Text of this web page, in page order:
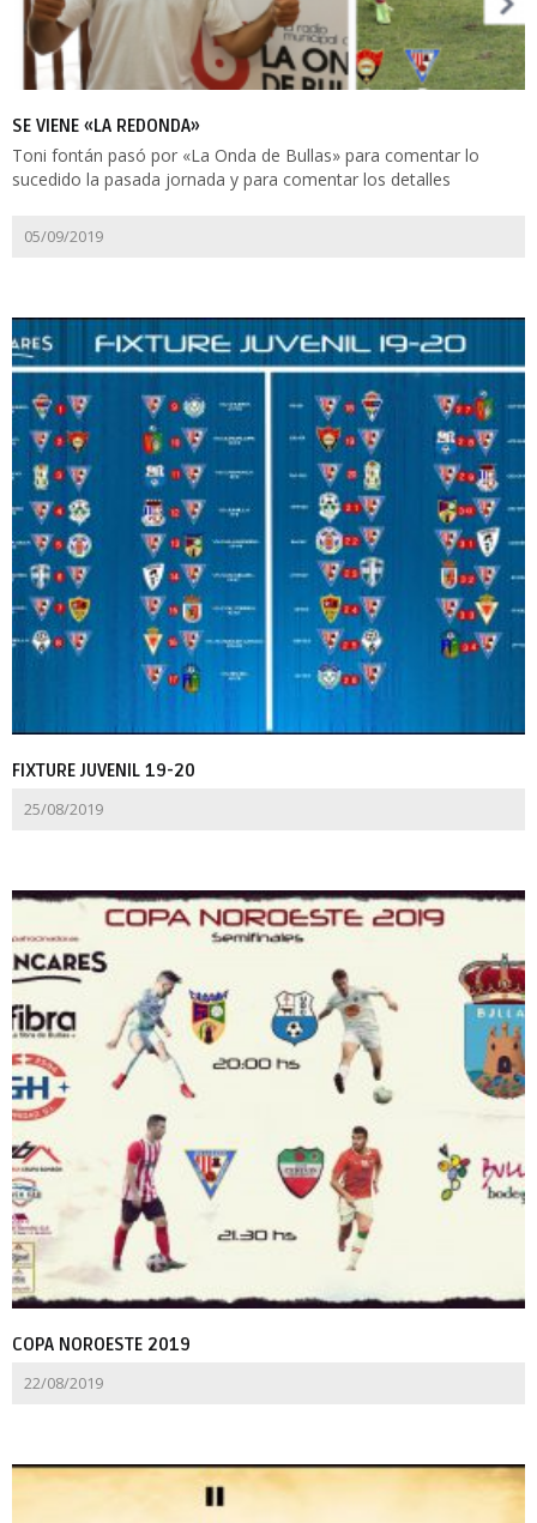
SE VIENE «LA REDONDA»
Toni fontán pasó por «La Onda de Bullas» para comentar lo
sucedido la pasada jornada y para comentar los detalles
05/09/2019
FIXTURE JUVENIL 19-20
25/08/2019
COPA NOROESTE 2019
22/08/2019